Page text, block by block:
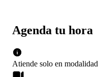
Agenda tu hora
Atiende solo en modalidad